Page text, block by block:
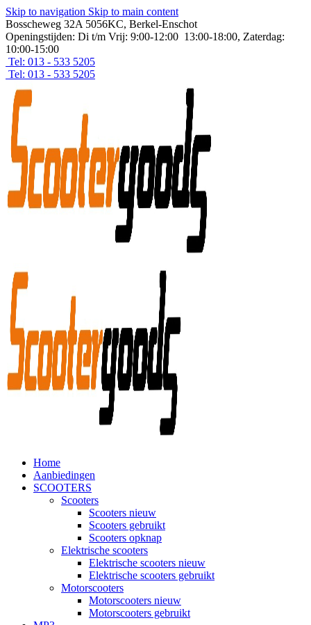
Skip to navigation Skip to main content
Bosscheweg 32A 5056KC, Berkel-Enschot
Openingstijden: Di t/m Vrij: 9:00-12:00 13:00-18:00, Zaterdag:
10:00-15:00
Tel: 013 - 533 5205
Tel: 013 - 533 5205
Home
Aanbiedingen
SCOOTERS
Scooters
Scooters nieuw
Scooters gebruikt
Scooters opknap
Elektrische scooters
Elektrische scooters nieuw
Elektrische scooters gebruikt
Motorscooters
Motorscooters nieuw
Motorscooters gebruikt